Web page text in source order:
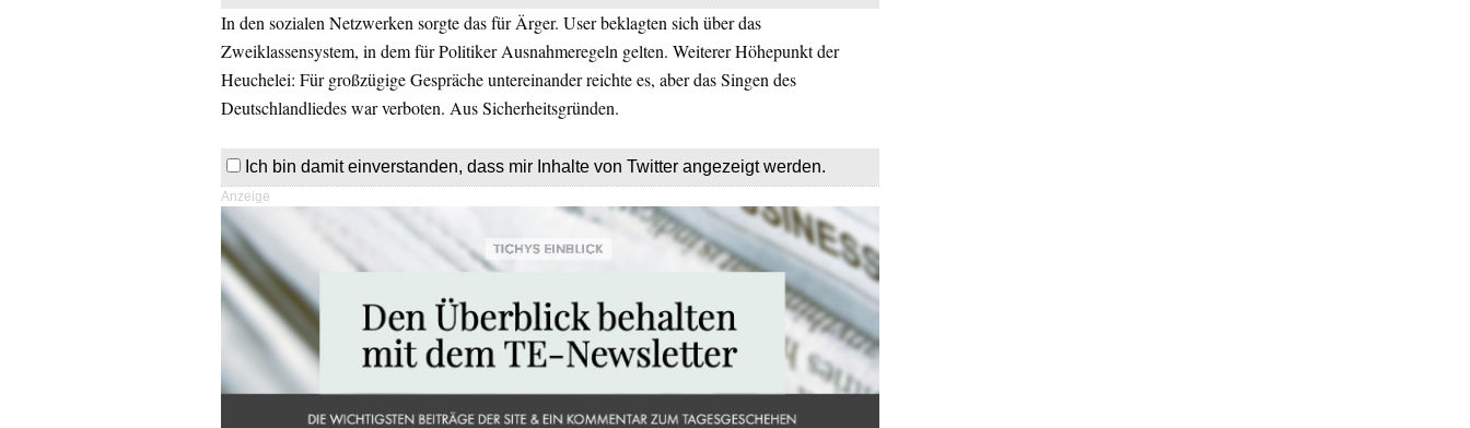
In den sozialen Netzwerken sorgte das für Ärger. User beklagten sich über das
Zweiklassensystem, in dem für Politiker Ausnahmeregeln gelten. Weiterer Höhepunkt der
Heuchelei: Für großzügige Gespräche untereinander reichte es, aber das Singen des
Deutschlandliedes war verboten. Aus Sicherheitsgründen.
Ich bin damit einverstanden, dass mir Inhalte von Twitter angezeigt werden.
Anzeige